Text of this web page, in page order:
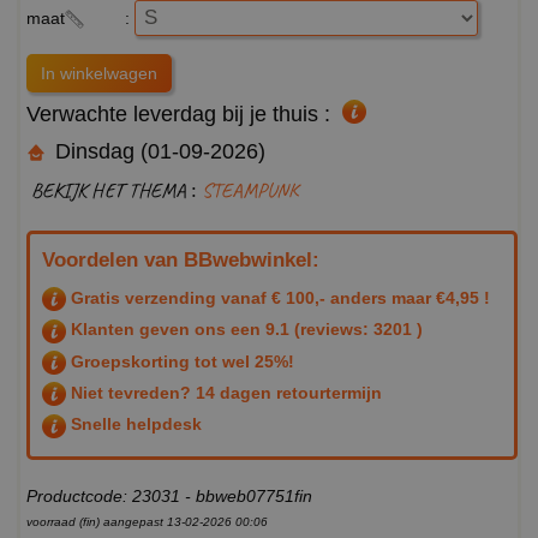
maat :
Verwachte leverdag bij je thuis :
Dinsdag (01-09-2026)
BEKIJK HET THEMA : STEAMPUNK
Voordelen van BBwebwinkel:
Gratis verzending vanaf € 100,- anders maar €4,95 !
Klanten geven ons een 9.1 (reviews: 3201 )
Groepskorting tot wel 25%!
Niet tevreden? 14 dagen retourtermijn
Snelle helpdesk
Productcode: 23031 - bbweb07751fin
voorraad (fin) aangepast 13-02-2026 00:06